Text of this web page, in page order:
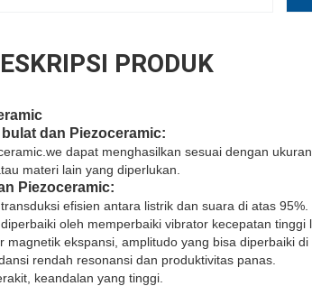
PRODUK
dan Piezoceramic:
dapat menghasilkan sesuai dengan
materi lain yang diperlukan.
Piezoceramic:
efisien antara listrik dan suara di atas 95%.
oleh memperbaiki vibrator kecepatan
ekspansi, amplitudo yang bisa diperbaiki di
rendah resonansi dan produktivitas panas.
keandalan yang tinggi.